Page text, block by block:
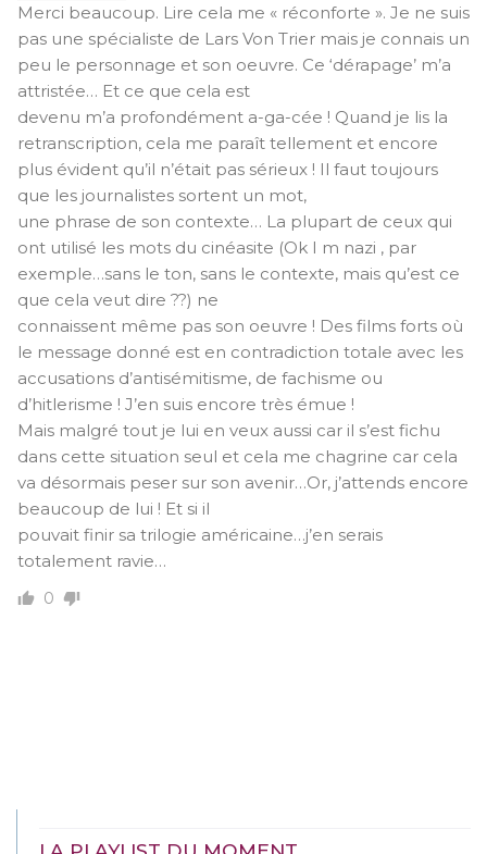
Merci beaucoup. Lire cela me « réconforte ». Je ne suis
pas une spécialiste de Lars Von Trier mais je connais un
peu le personnage et son oeuvre. Ce ‘dérapage’ m’a
attristée… Et ce que cela est
devenu m’a profondément a-ga-cée ! Quand je lis la
retranscription, cela me paraît tellement et encore
plus évident qu’il n’était pas sérieux ! Il faut toujours
que les journalistes sortent un mot,
une phrase de son contexte… La plupart de ceux qui
ont utilisé les mots du cinéasite (Ok I m nazi , par
exemple…sans le ton, sans le contexte, mais qu’est ce
que cela veut dire ??) ne
connaissent même pas son oeuvre ! Des films forts où
le message donné est en contradiction totale avec les
accusations d’antisémitisme, de fachisme ou
d’hitlerisme ! J’en suis encore très émue !
Mais malgré tout je lui en veux aussi car il s’est fichu
dans cette situation seul et cela me chagrine car cela
va désormais peser sur son avenir…Or, j’attends encore
beaucoup de lui ! Et si il
pouvait finir sa trilogie américaine…j’en serais
totalement ravie…
0